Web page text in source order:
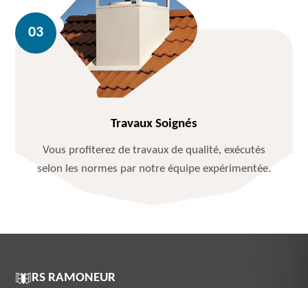
Travaux Soignés
Vous profiterez de travaux de qualité, exécutés
selon les normes par notre équipe expérimentée.
RS RAMONEUR